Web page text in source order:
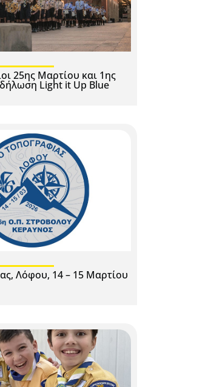
25ης Μαρτίου και 1ης
Light it Up Blue
Λόφου, 14 – 15 Μαρτίου